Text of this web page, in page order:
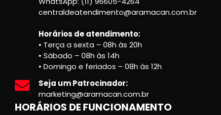
centraldeatendimento@aramacan.com.br
Horários de atendimento:
• Terça a sexta – 08h às 20h
• Sábado – 08h às 14h
• Domingo e feriados – 08h às 12h
Seja um Patrocinador:
marketing@aramacan.com.br
HORÁRIOS DE FUNCIONAMENTO